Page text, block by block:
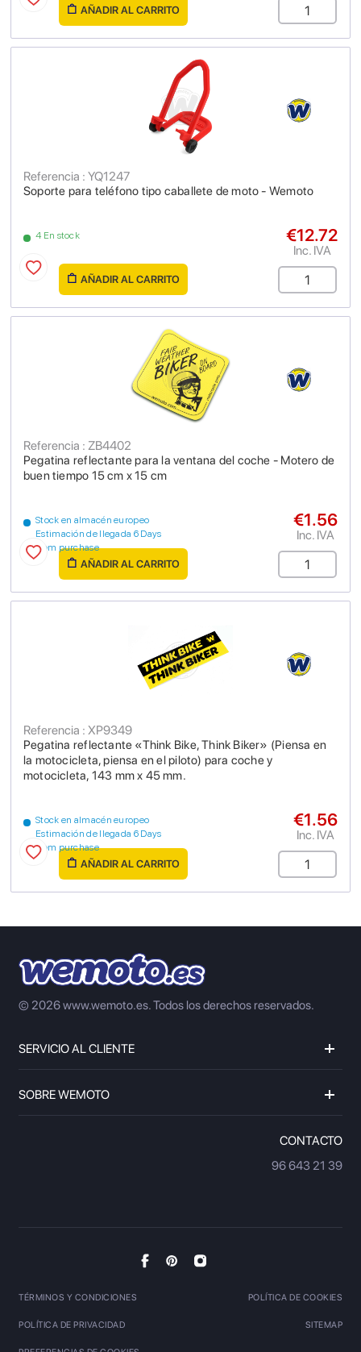
AÑADIR AL CARRITO
Soporte para teléfono tipo caballete de moto - Wemoto
Referencia : YQ1247
4 En stock €12.72
Inc. IVA
AÑADIR AL CARRITO
Pegatina reflectante para la ventana del coche - Motero de
buen tiempo 15 cm x 15 cm
Referencia : ZB4402
Stock en almacén europeo
Estimación de llegada 6 Days
from purchase
€1.56
Inc. IVA
AÑADIR AL CARRITO
Pegatina reflectante «Think Bike, Think Biker» (Piensa en
la motocicleta, piensa en el piloto) para coche y
motocicleta, 143 mm x 45 mm.
Referencia : XP9349
Stock en almacén europeo
Estimación de llegada 6 Days
from purchase
€1.56
Inc. IVA
AÑADIR AL CARRITO
© 2026 www.wemoto.es.Todos los derechos reservados.
SERVICIO AL CLIENTE
SOBRE WEMOTO
CONTACTO
96 643 21 39
TÉRMINOS Y CONDICIONES POLÍTICA DE COOKIES
POLÍTICA DE PRIVACIDAD SITEMAP